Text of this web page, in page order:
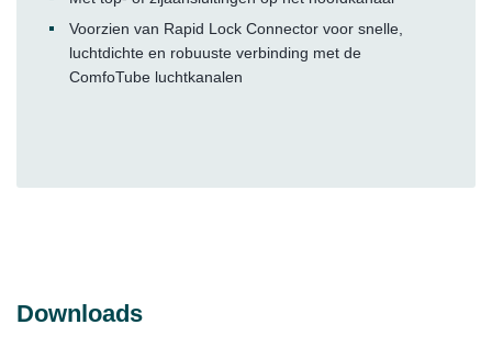
Voorzien van Rapid Lock Connector voor snelle,
luchtdichte en robuuste verbinding met de
ComfoTube luchtkanalen
Downloads